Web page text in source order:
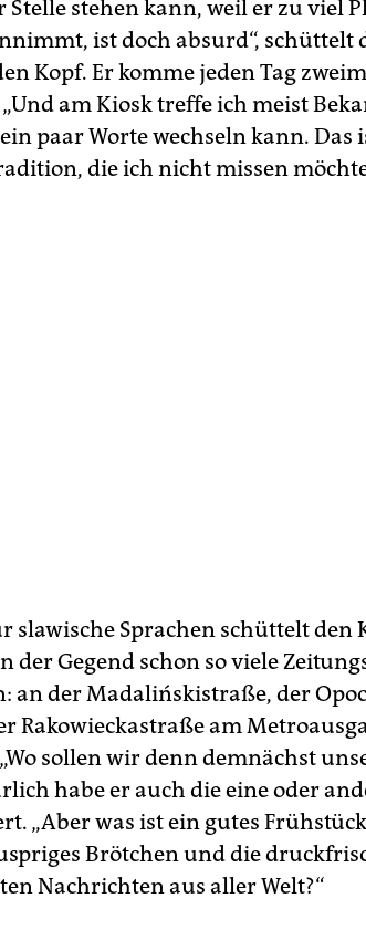
Stelle stehen kann, weil er zu viel
ist doch absurd“, schüttelt
Kopf. Er komme jeden Tag
am Kiosk treffe ich meist
paar Worte wechseln kann. Das
die ich nicht missen
slawische Sprachen schüttelt den
der Gegend schon so viele
an der Madalińskistraße, der
Rakowieckastraße am
sollen wir denn demnächst
habe er auch die eine oder
„Aber was ist ein gutes
Brötchen und die
Nachrichten aus aller Welt?“